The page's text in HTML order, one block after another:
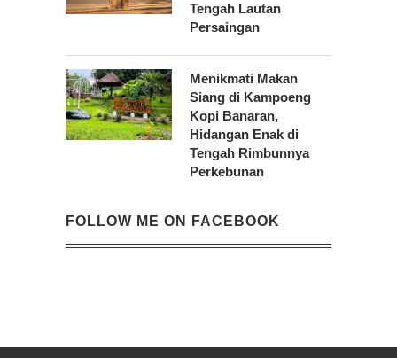
Tengah Lautan
Persaingan
Menikmati Makan
Siang di Kampoeng
Kopi Banaran,
Hidangan Enak di
Tengah Rimbunnya
Perkebunan
FOLLOW ME ON FACEBOOK